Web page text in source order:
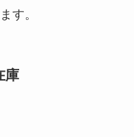
す。
庫